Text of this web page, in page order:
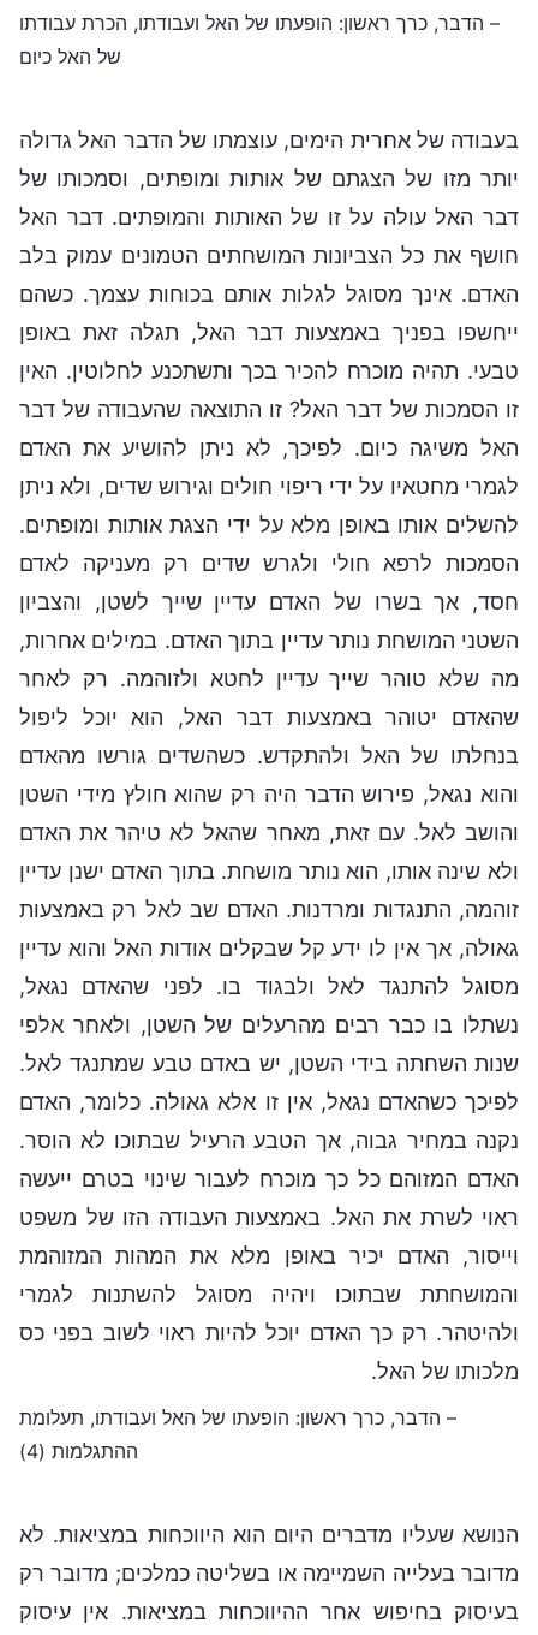
– הדבר, כרך ראשון: הופעתו של האל ועבודתו, הכרת עבודתו
של האל כיום
בעבודה של אחרית הימים, עוצמתו של הדבר האל גדולה
יותר מזו של הצגתם של אותות ומופתים, וסמכותו של
דבר האל עולה על זו של האותות והמופתים. דבר האל
חושף את כל הצביונות המושחתים הטמונים עמוק בלב
האדם. אינך מסוגל לגלות אותם בכוחות עצמך. כשהם
ייחשפו בפניך באמצעות דבר האל, תגלה זאת באופן
טבעי. תהיה מוכרח להכיר בכך ותשתכנע לחלוטין. האין
זו הסמכות של דבר האל? זו התוצאה שהעבודה של דבר
האל משיגה כיום. לפיכך, לא ניתן להושיע את האדם
לגמרי מחטאיו על ידי ריפוי חולים וגירוש שדים, ולא ניתן
להשלים אותו באופן מלא על ידי הצגת אותות ומופתים.
הסמכות לרפא חולי ולגרש שדים רק מעניקה לאדם
חסד, אך בשרו של האדם עדיין שייך לשטן, והצביון
השטני המושחת נותר עדיין בתוך האדם. במילים אחרות,
מה שלא טוהר שייך עדיין לחטא ולזוהמה. רק לאחר
שהאדם יטוהר באמצעות דבר האל, הוא יוכל ליפול
בנחלתו של האל ולהתקדש. כשהשדים גורשו מהאדם
והוא נגאל, פירוש הדבר היה רק שהוא חולץ מידי השטן
והושב לאל. עם זאת, מאחר שהאל לא טיהר את האדם
ולא שינה אותו, הוא נותר מושחת. בתוך האדם ישנן עדיין
זוהמה, התנגדות ומרדנות. האדם שב לאל רק באמצעות
גאולה, אך אין לו ידע קל שבקלים אודות האל והוא עדיין
מסוגל להתנגד לאל ולבגוד בו. לפני שהאדם נגאל,
נשתלו בו כבר רבים מהרעלים של השטן, ולאחר אלפי
שנות השחתה בידי השטן, יש באדם טבע שמתנגד לאל.
לפיכך כשהאדם נגאל, אין זו אלא גאולה. כלומר, האדם
נקנה במחיר גבוה, אך הטבע הרעיל שבתוכו לא הוסר.
האדם המזוהם כל כך מוכרח לעבור שינוי בטרם ייעשה
ראוי לשרת את האל. באמצעות העבודה הזו של משפט
וייסור, האדם יכיר באופן מלא את המהות המזוהמת
והמושחתת שבתוכו ויהיה מסוגל להשתנות לגמרי
ולהיטהר. רק כך האדם יוכל להיות ראוי לשוב בפני כס
מלכותו של האל.
– הדבר, כרך ראשון: הופעתו של האל ועבודתו, תעלומת
ההתגלמות (4)
הנושא שעליו מדברים היום הוא היווכחות במציאות. לא
מדובר בעלייה השמיימה או בשליטה כמלכים; מדובר רק
בעיסוק בחיפוש אחר ההיווכחות במציאות. אין עיסוק